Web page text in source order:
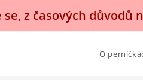
se, z časových
O